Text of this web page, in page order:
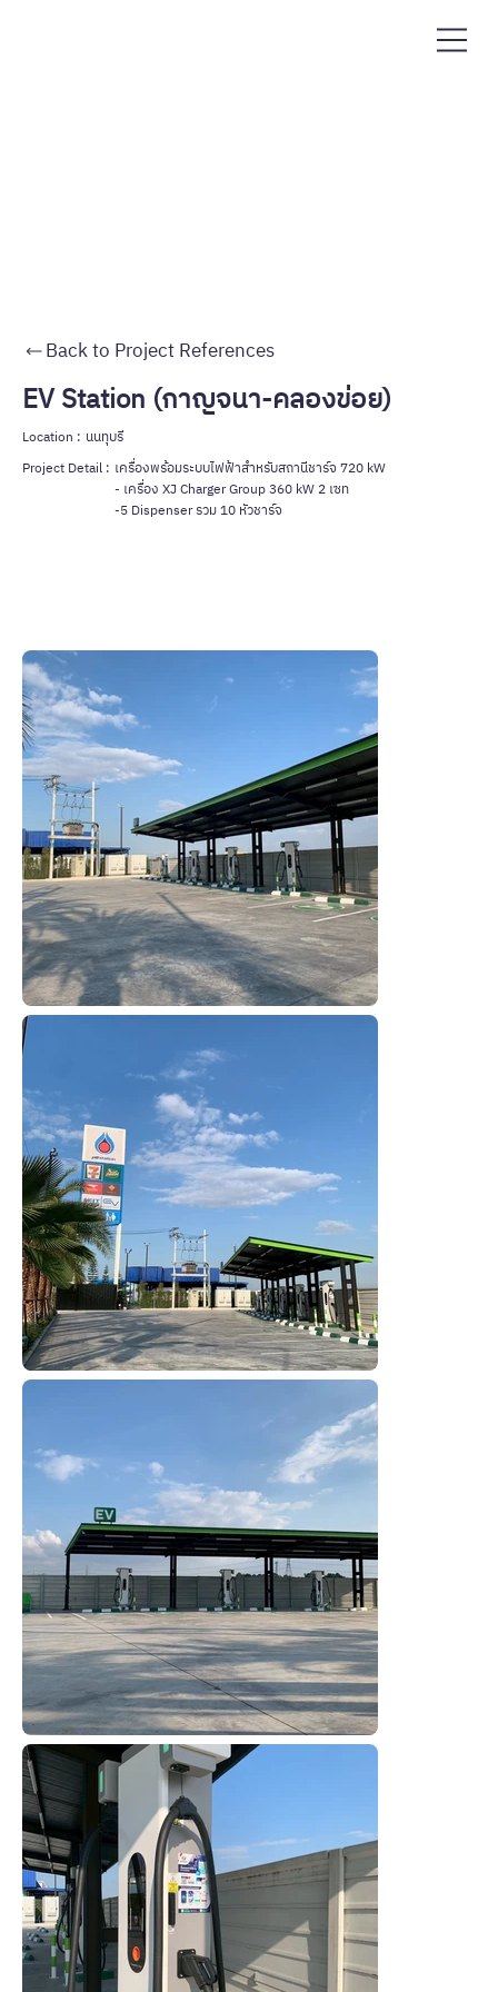
Back to Project References
EV Station (กาญจนา-คลองข่อย)
Location : นนทุบรี
Project Detail : เครื่องพร้อมระบบไฟฟ้าสำหรับสถานีชาร์จ 720 kW
- เครื่อง XJ Charger Group 360 kW 2 เซท
-5 Dispenser รวม 10 หัวชาร์จ